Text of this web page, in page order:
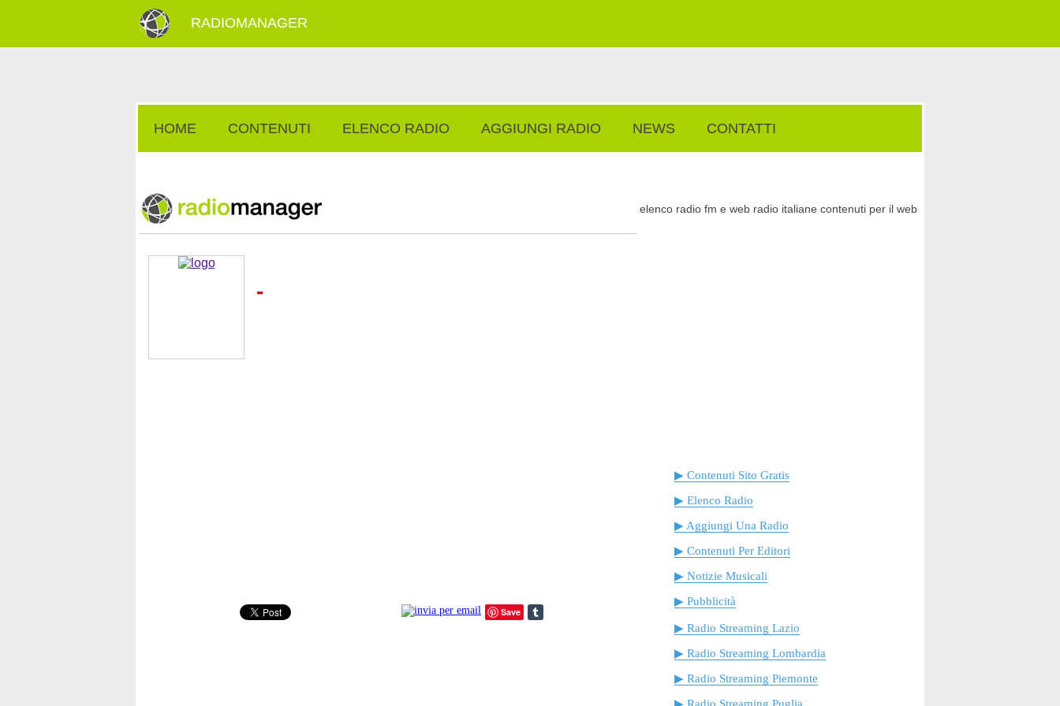
RADIOMANAGER
HOME CONTENUTI ELENCO RADIO AGGIUNGI RADIO NEWS CONTATTI
elenco radio fm e web radio italiane contenuti per il web
-
Save
▶ Contenuti Sito Gratis
▶ Elenco Radio
▶ Aggiungi Una Radio
▶ Contenuti Per Editori
▶ Notizie Musicali
▶ Pubblicità
▶ Radio Streaming Lazio
▶ Radio Streaming Lombardia
▶ Radio Streaming Piemonte